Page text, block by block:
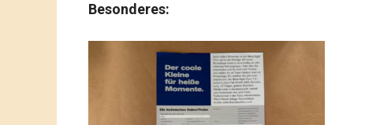
Besonderes: